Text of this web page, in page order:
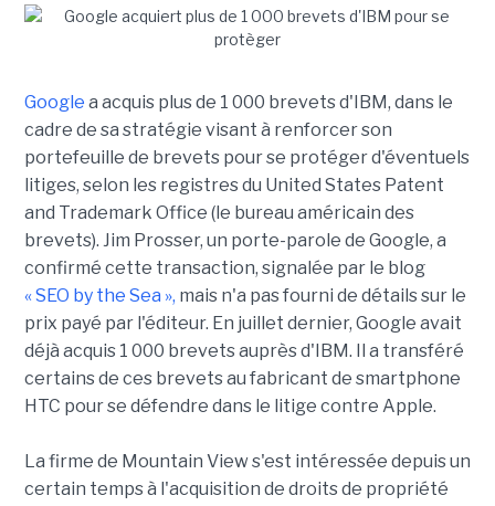
Google a acquis plus de 1 000 brevets d'IBM, dans le
cadre de sa stratégie visant à renforcer son
portefeuille de brevets pour se protéger d'éventuels
litiges, selon les registres du United States Patent
and Trademark Office (le bureau américain des
brevets). Jim Prosser, un porte-parole de Google, a
confirmé cette transaction, signalée par le blog
« SEO by the Sea », mais n'a pas fourni de détails sur le
prix payé par l'éditeur. En juillet dernier, Google avait
déjà acquis 1 000 brevets auprès d'IBM. Il a transféré
certains de ces brevets au fabricant de smartphone
HTC pour se défendre dans le litige contre Apple.
La firme de Mountain View s'est intéressée depuis un
certain temps à l'acquisition de droits de propriété